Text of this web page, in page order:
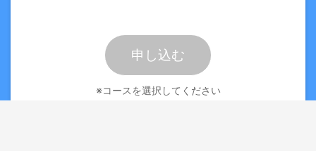
申し込む
※コースを選択してください